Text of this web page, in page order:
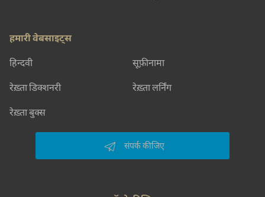
हमारी वेबसाइट्स
हिन्दवी सूफ़ीनामा
रेख़्ता डिक्शनरी रेख़्ता लर्निंग
रेख़्ता बुक्स
संपर्क कीजिए